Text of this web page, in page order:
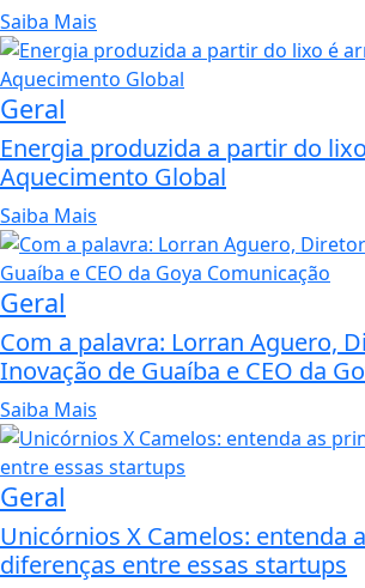
Saiba Mais
Geral
Energia produzida a partir do
Aquecimento Global
Saiba Mais
Geral
Com a palavra: Lorran Aguero,
Inovação de Guaíba e CEO da
Saiba Mais
Geral
Unicórnios X Camelos: entenda
diferenças entre essas startups